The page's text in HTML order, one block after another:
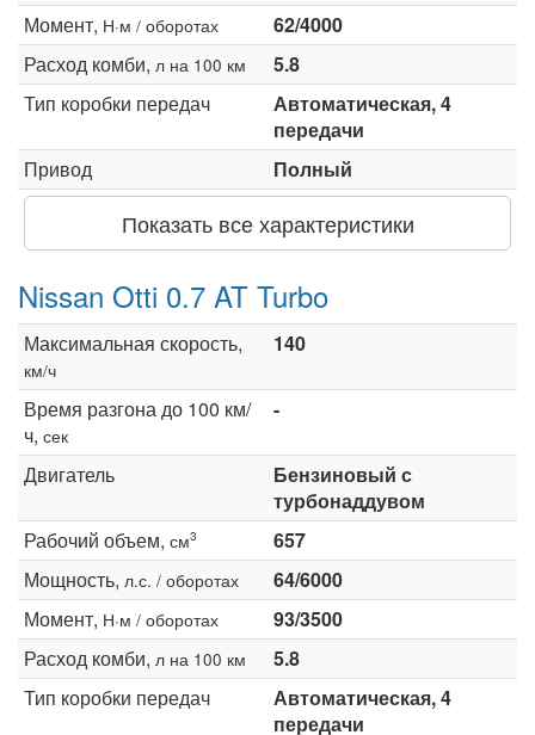
Момент, Н·м / оборотах
62/4000
Расход комби, л на 100 км
5.8
Тип коробки передач
Автоматическая, 4
передачи
Привод
Полный
Показать все характеристики
Nissan Otti 0.7 AT Turbo
Максимальная скорость,
км/ч
140
Время разгона до 100 км/
ч, сек
-
Двигатель
Бензиновый с
турбонаддувом
Рабочий объем, см3
657
Мощность, л.с. / оборотах
64/6000
Момент, Н·м / оборотах
93/3500
Расход комби, л на 100 км
5.8
Тип коробки передач
Автоматическая, 4
передачи